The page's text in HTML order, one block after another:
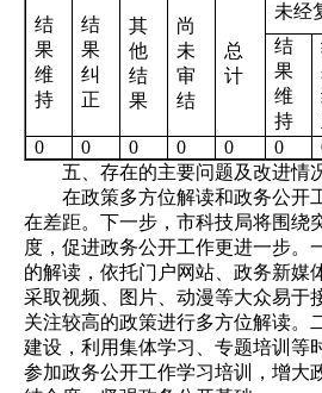
结
果
维
持
结
果
纠
正
其
他
结
果
尚
未
审
结
总
计
未经
结
果
维
持
0
0 0 0 0 0
五、存在的主要问题及改进情
在政策多方位解读和政务公开
在差距。下一步，市科技局将围绕
度，促进政务公开工作更进一步。
的解读，依托门户网站、政务新媒
采取视频、图片、动漫等大众易于
关注较高的政策进行多方位解读。
建设，利用集体学习、专题培训等
参加政务公开工作学习培训，增大